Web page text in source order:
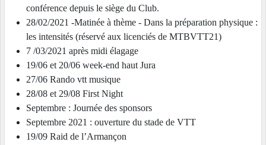
conférence depuis le siège du Club.
28/02/2021 -Matinée à thème - Dans la préparation physique :
les intensités (réservé aux licenciés de MTBVTT21)
7 /03/2021 après midi élagage
19/06 et 20/06 week-end haut Jura
27/06 Rando vtt musique
28/08 et 29/08 First Night
Septembre : Journée des sponsors
Septembre 2021 : ouverture du stade de VTT
19/09 Raid de l’Armançon